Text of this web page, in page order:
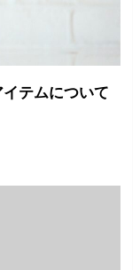
イテムについて